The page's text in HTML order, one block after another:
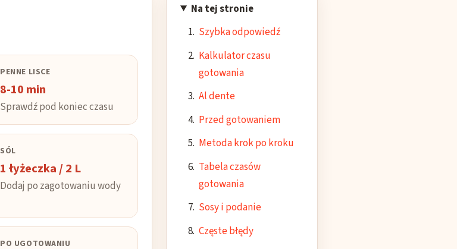
Na tej stronie
Szybka odpowiedź
Kalkulator czasu
gotowania
Al dente
Przed gotowaniem
Metoda krok po kroku
Tabela czasów
gotowania
Sosy i podanie
Częste błędy
PENNE LISCE
8-10 min
Sprawdź pod koniec czasu
SÓL
1 łyżeczka / 2 L
Dodaj po zagotowaniu wody
PO UGOTOWANIU